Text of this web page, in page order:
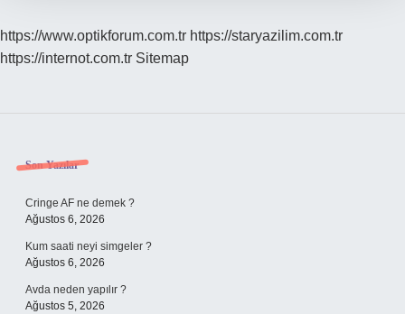
https://www.optikforum.com.tr https://staryazilim.com.tr
https://internot.com.tr Sitemap
Sidebar
Son Yazılar
Cringe AF ne demek ?
Ağustos 6, 2026
Kum saati neyi simgeler ?
Ağustos 6, 2026
Avda neden yapılır ?
Ağustos 5, 2026